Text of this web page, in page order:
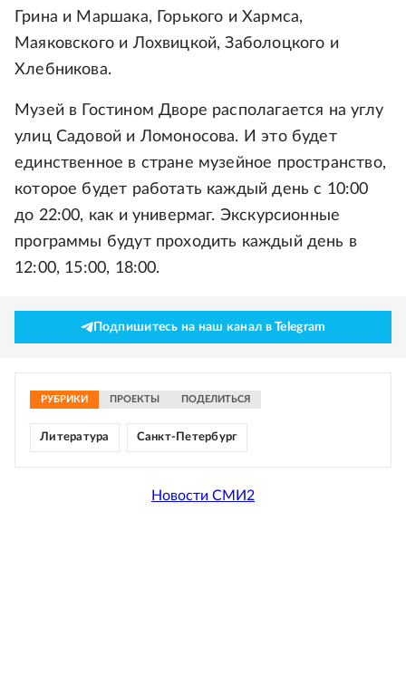
Грина и Маршака, Горького и Хармса,
Маяковского и Лохвицкой, Заболоцкого и
Хлебникова.
Музей в Гостином Дворе располагается на углу
улиц Садовой и Ломоносова. И это будет
единственное в стране музейное пространство,
которое будет работать каждый день с 10:00
до 22:00, как и универмаг. Экскурсионные
программы будут проходить каждый день в
12:00, 15:00, 18:00.
Подпишитесь на наш канал в Telegram
РУБРИКИ ПРОЕКТЫ ПОДЕЛИТЬСЯ
Литература Санкт-Петербург
Новости СМИ2